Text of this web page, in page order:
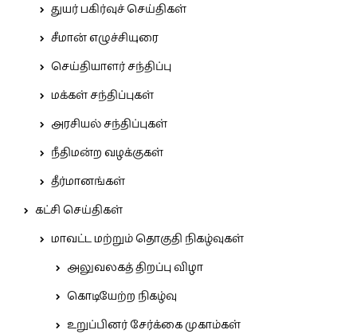
துயர் பகிர்வுச் செய்திகள்
சீமான் எழுச்சியுரை
செய்தியாளர் சந்திப்பு
மக்கள் சந்திப்புகள்
அரசியல் சந்திப்புகள்
நீதிமன்ற வழக்குகள்
தீர்மானங்கள்
கட்சி செய்திகள்
மாவட்ட மற்றும் தொகுதி நிகழ்வுகள்
அலுவலகத் திறப்பு விழா
கொடியேற்ற நிகழ்வு
உறுப்பினர் சேர்க்கை முகாம்கள்